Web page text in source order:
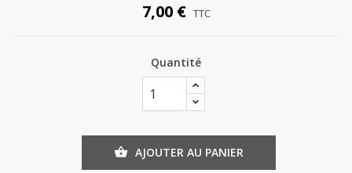
7,00 € TTC
Quantité
 AJOUTER AU PANIER